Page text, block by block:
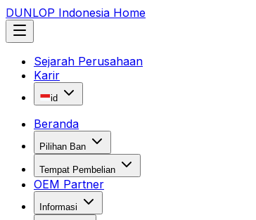
DUNLOP Indonesia Home
Sejarah Perusahaan
Karir
id
Beranda
Pilihan Ban
Tempat Pembelian
OEM Partner
Informasi